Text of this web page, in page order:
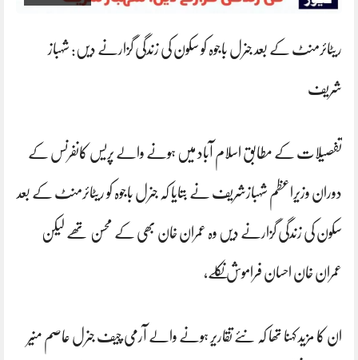
ریٹائرمنٹ کے بعد جنرل باجوہ کو سکون کی زندگی گزارنے دیں: شہباز
شریف
تفصیلات کے مطابق اسلام آباد میں ہونے والے پریس کانفرنس کے
دوران وزیراعظم شہبازشریف نے بتایا کہ جنرل باجوہ کو ریٹائرمنٹ کے بعد
سکون کی زندگی گزارنے دیں وہ عمران خان بھی کے محسن تھے لیکن
عمران خان احسان فراموش نکلے،
ان کا مزید کہنا تھا کہ نئے تقاریر ہونے والے آرمی چیف جنرل عاصم منیر